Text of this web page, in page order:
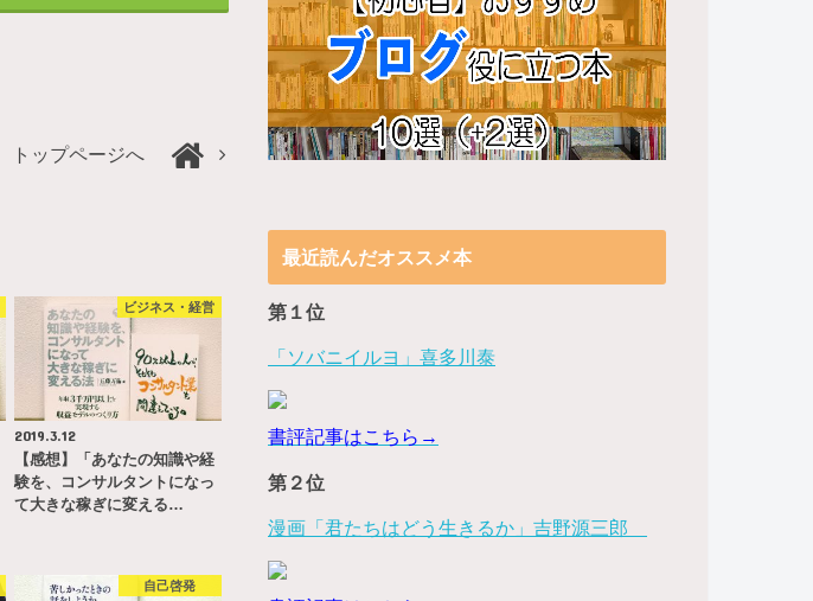
トップページへ
ビジネス・経営
2019.3.12
【感想】「あなたの知識や経
験を、コンサルタントになっ
て大きな稼ぎに変える…
自己啓発
最近読んだオススメ本
第１位
「ソバニイルヨ」喜多川泰
書評記事はこちら→
第２位
漫画「君たちはどう生きるか」吉野源三郎